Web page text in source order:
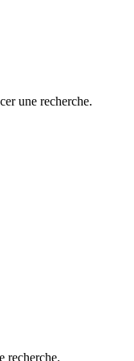
une recherche.
recherche.